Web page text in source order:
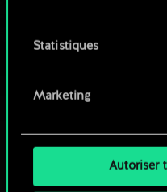
Vous pouvez
préférences dans le
Statistiques
Marketing
Autoriser